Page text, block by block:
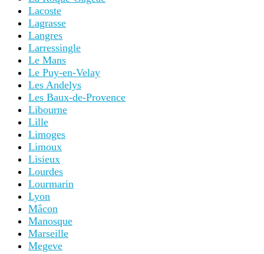
Lacoste
Lagrasse
Langres
Larressingle
Le Mans
Le Puy-en-Velay
Les Andelys
Les Baux-de-Provence
Libourne
Lille
Limoges
Limoux
Lisieux
Lourdes
Lourmarin
Lyon
Mâcon
Manosque
Marseille
Megeve